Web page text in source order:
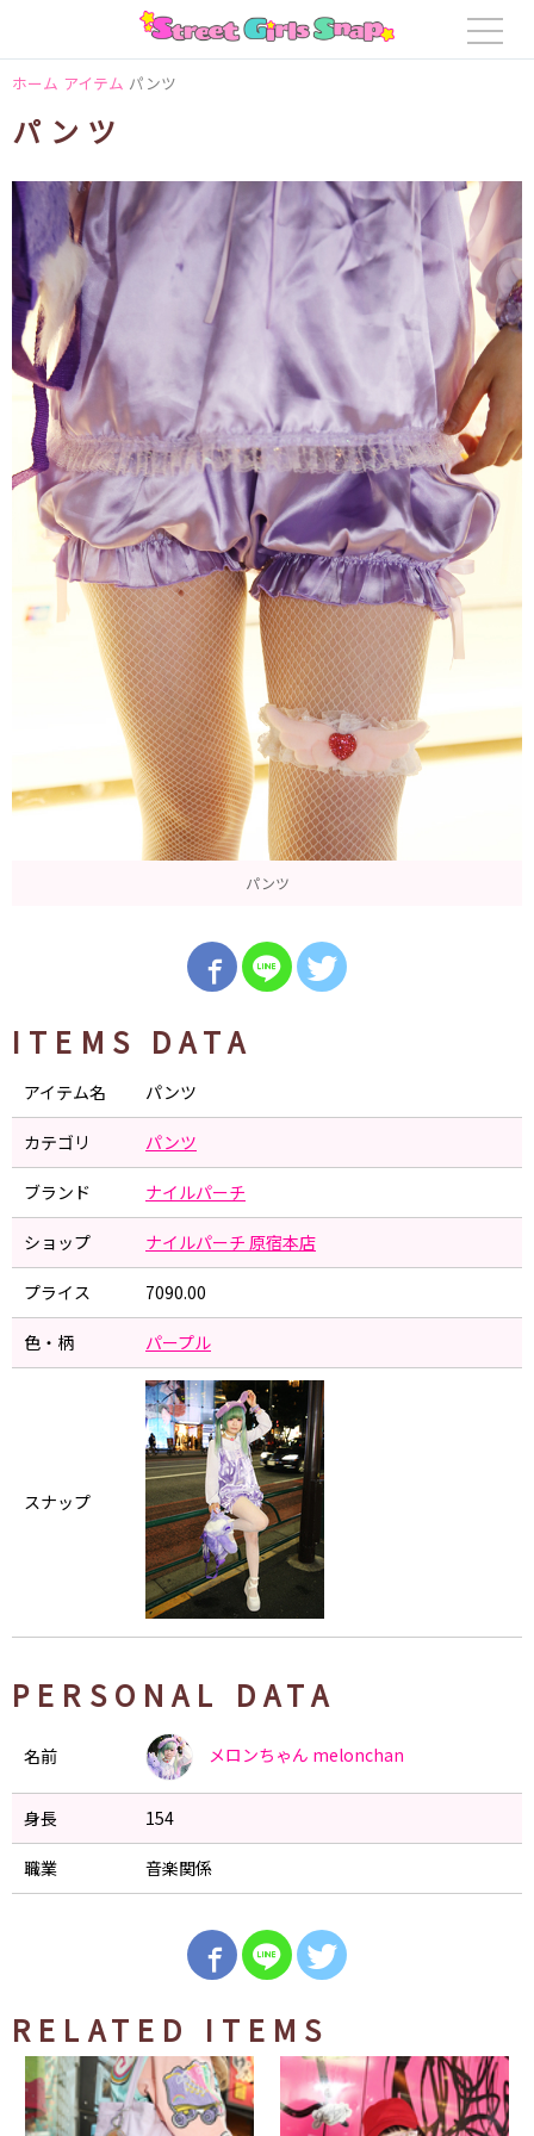
ホーム アイテム パンツ
パンツ
パンツ
ITEMS DATA
アイテム名 パンツ
カテゴリ パンツ
ブランド ナイルパーチ
ショップ ナイルパーチ 原宿本店
プライス 7090.00
色・柄 パープル
スナップ
PERSONAL DATA
名前 メロンちゃん melonchan
身長 154
職業 音楽関係
RELATED ITEMS